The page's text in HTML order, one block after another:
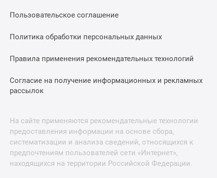
Пользовательское соглашение
Политика обработки персональных данных
Правила применения рекомендательных технологий
Согласие на получение информационных и рекламных
рассылок
На сайте применяются рекомендательные технологии
предоставления информации на основе сбора,
систематизации и анализа сведений, относящихся к
предпочтениям пользователей сети «Интернет»,
находящихся на территории Российской Федерации.